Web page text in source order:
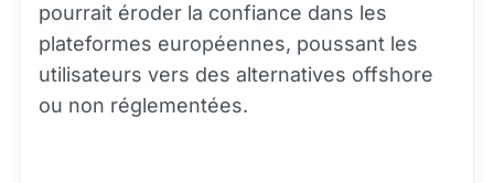
pourrait éroder la confiance dans les
plateformes européennes, poussant les
utilisateurs vers des alternatives offshore
ou non réglementées.